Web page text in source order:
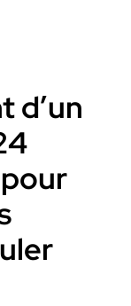
d’un